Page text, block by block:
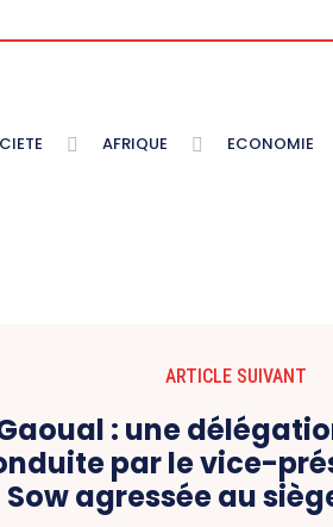
AFRIQUE ECONOMIE
ARTICLE SUIVANT